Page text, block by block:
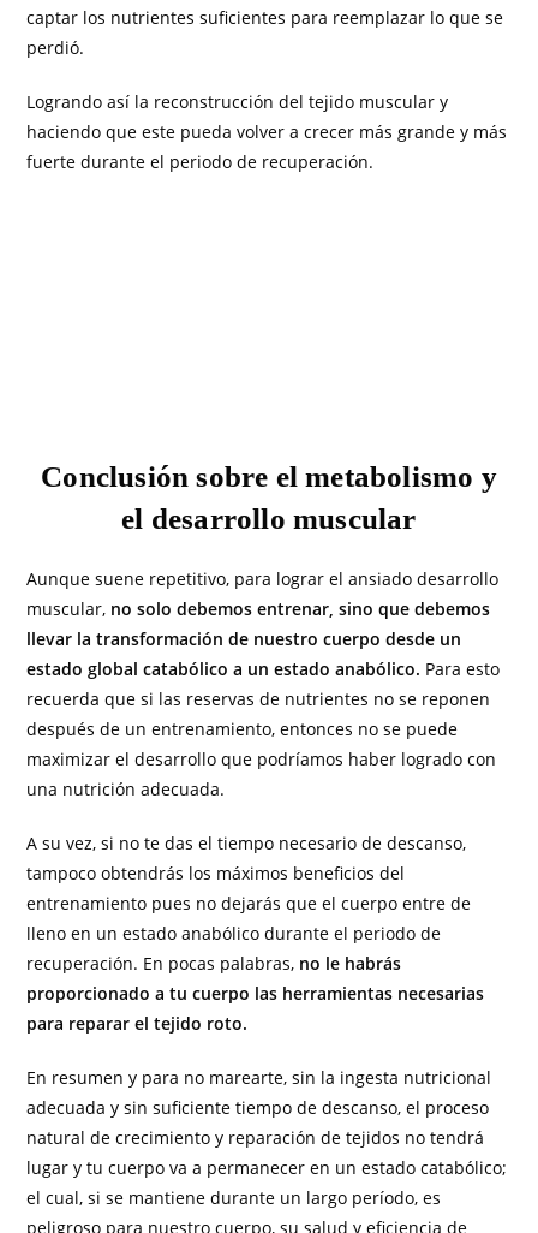
captar los nutrientes suficientes para reemplazar lo que se
perdió.
Logrando así la reconstrucción del tejido muscular y
haciendo que este pueda volver a crecer más grande y más
fuerte durante el periodo de recuperación.
Conclusión sobre el metabolismo y
el desarrollo muscular
Aunque suene repetitivo, para lograr el ansiado desarrollo
muscular, no solo debemos entrenar, sino que debemos
llevar la transformación de nuestro cuerpo desde un
estado global catabólico a un estado anabólico. Para esto
recuerda que si las reservas de nutrientes no se reponen
después de un entrenamiento, entonces no se puede
maximizar el desarrollo que podríamos haber logrado con
una nutrición adecuada.
A su vez, si no te das el tiempo necesario de descanso,
tampoco obtendrás los máximos beneficios del
entrenamiento pues no dejarás que el cuerpo entre de
lleno en un estado anabólico durante el periodo de
recuperación. En pocas palabras, no le habrás
proporcionado a tu cuerpo las herramientas necesarias
para reparar el tejido roto.
En resumen y para no marearte, sin la ingesta nutricional
adecuada y sin suficiente tiempo de descanso, el proceso
natural de crecimiento y reparación de tejidos no tendrá
lugar y tu cuerpo va a permanecer en un estado catabólico;
el cual, si se mantiene durante un largo período, es
peligroso para nuestro cuerpo, su salud y eficiencia de